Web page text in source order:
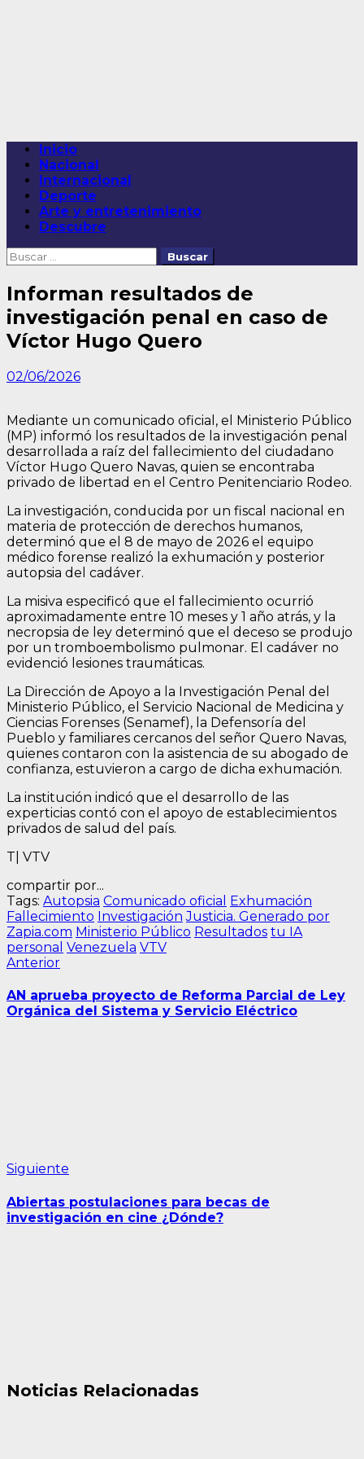
Menú
principal
Inicio
Nacional
Internacional
Deporte
Arte y entretenimiento
Descubre
Buscar:
Informan resultados de
investigación penal en caso de
Víctor Hugo Quero
02/06/2026
Mediante un comunicado oficial, el Ministerio Público
(MP) informó los resultados de la investigación penal
desarrollada a raíz del fallecimiento del ciudadano
Víctor Hugo Quero Navas, quien se encontraba
privado de libertad en el Centro Penitenciario Rodeo.
La investigación, conducida por un fiscal nacional en
materia de protección de derechos humanos,
determinó que el 8 de mayo de 2026 el equipo
médico forense realizó la exhumación y posterior
autopsia del cadáver.
La misiva especificó que el fallecimiento ocurrió
aproximadamente entre 10 meses y 1 año atrás, y la
necropsia de ley determinó que el deceso se produjo
por un tromboembolismo pulmonar. El cadáver no
evidenció lesiones traumáticas.
La Dirección de Apoyo a la Investigación Penal del
Ministerio Público, el Servicio Nacional de Medicina y
Ciencias Forenses (Senamef), la Defensoría del
Pueblo y familiares cercanos del señor Quero Navas,
quienes contaron con la asistencia de su abogado de
confianza, estuvieron a cargo de dicha exhumación.
La institución indicó que el desarrollo de las
experticias contó con el apoyo de establecimientos
privados de salud del país.
T| VTV
compartir por...
Tags: Autopsia Comunicado oficial Exhumación
Fallecimiento Investigación Justicia. Generado por
Zapia.com Ministerio Público Resultados tu IA
personal Venezuela VTV
Navegación
de
entradas
AnteriorEntrada
AN aprueba proyecto de Reforma Parcial de Ley
Orgánica del Sistema y Servicio Eléctrico
Siguiente
Abiertas postulaciones para becas de
investigación en cine ¿Dónde?
Noticias Relacionadas